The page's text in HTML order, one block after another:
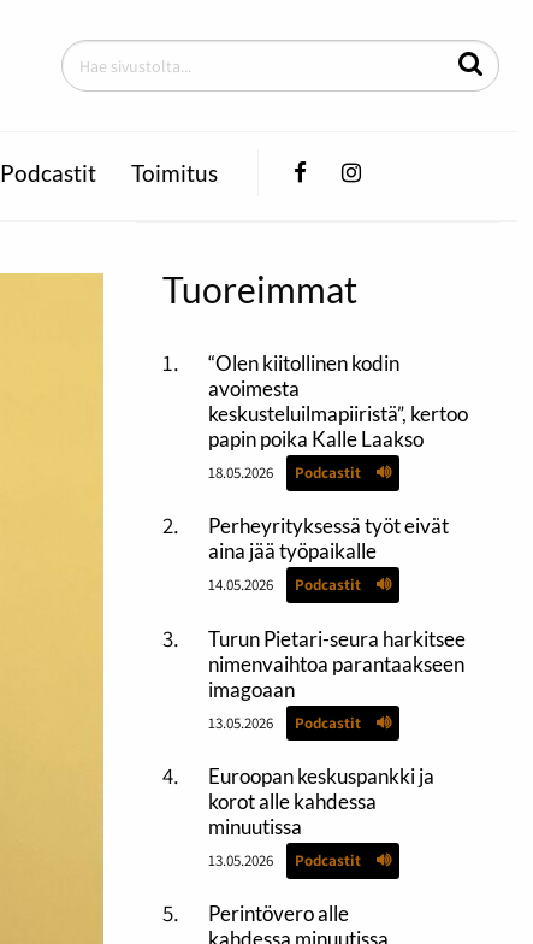
Podcastit Toimitus FacebookInstagram
Tuoreimmat
“Olen kiitollinen kodin
avoimesta
keskusteluilmapiiristä”, kertoo
papin poika Kalle Laakso
18.05.2026 Podcastit
Perheyrityksessä työt eivät
aina jää työpaikalle
14.05.2026 Podcastit
Turun Pietari-seura harkitsee
nimenvaihtoa parantaakseen
imagoaan
13.05.2026 Podcastit
Euroopan keskuspankki ja
korot alle kahdessa
minuutissa
13.05.2026 Podcastit
Perintövero alle
kahdessa minuutissa